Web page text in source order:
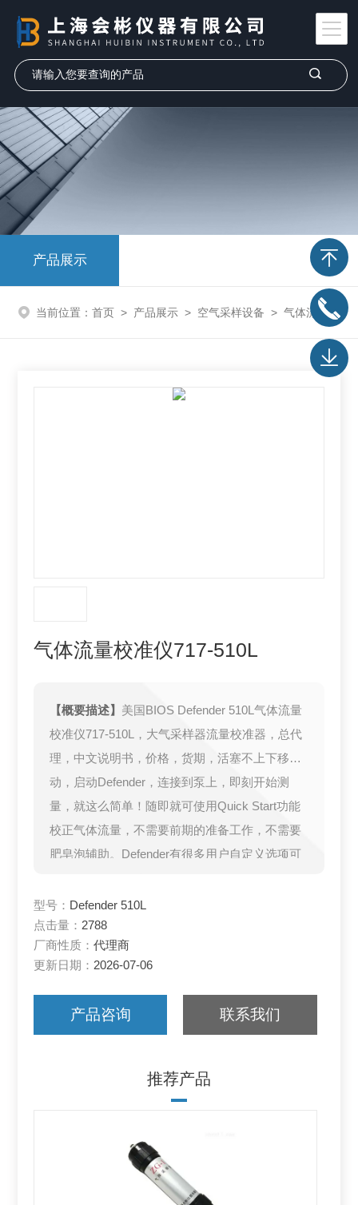
产品展示
当前位置： 首页 > 产品展示 > 空气采样设备 > 气体流量校准仪
气体流量校准仪717-510L
【概要描述】 美国BIOS Defender 510L气体流量
校准仪717-510L，大气采样器流量校准器，总代
理，中文说明书，价格，货期，活塞不上下移
动，启动Defender，连接到泵上，即刻开始测
量，就这么简单！随即就可使用Quick Start功能
校正气体流量，不需要前期的准备工作，不需要
肥皂泡辅助。Defender有很多用户自定义选项可
0，520或者530。
型号： Defender 510L
点击量： 2788
厂商性质：代理商
更新日期： 2026-07-06
产品咨询 联系我们
推荐产品